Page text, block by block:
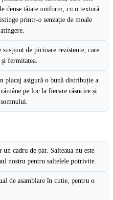
dense tăiate uniform, cu o textură
printr-o senzație de moale
de picioare rezistente, care
fermitatea.
placaj asigură o bună distribuție a
pe loc la fiecare răsucire și
cadru de pat. Salteaua nu este
nostru pentru saltelele potrivite.
de asamblare în cutie, pentru o